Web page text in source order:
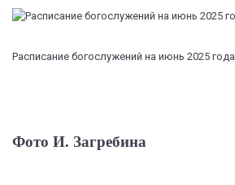
Расписание богослужений на июнь 2025 года
Фото И. Загребина